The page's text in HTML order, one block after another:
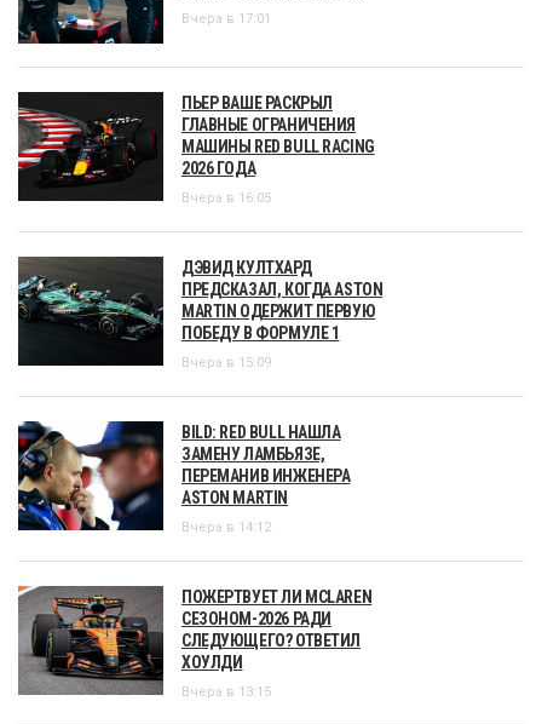
Вчера в 17:01
ПЬЕР ВАШЕ РАСКРЫЛ
ГЛАВНЫЕ ОГРАНИЧЕНИЯ
МАШИНЫ RED BULL RACING
2026 ГОДА
Вчера в 16:05
ДЭВИД КУЛТХАРД
ПРЕДСКАЗАЛ, КОГДА ASTON
MARTIN ОДЕРЖИТ ПЕРВУЮ
ПОБЕДУ В ФОРМУЛЕ 1
Вчера в 15:09
BILD: RED BULL НАШЛА
ЗАМЕНУ ЛАМБЬЯЗЕ,
ПЕРЕМАНИВ ИНЖЕНЕРА
ASTON MARTIN
Вчера в 14:12
ПОЖЕРТВУЕТ ЛИ MCLAREN
СЕЗОНОМ-2026 РАДИ
СЛЕДУЮЩЕГО? ОТВЕТИЛ
ХОУЛДИ
Вчера в 13:15